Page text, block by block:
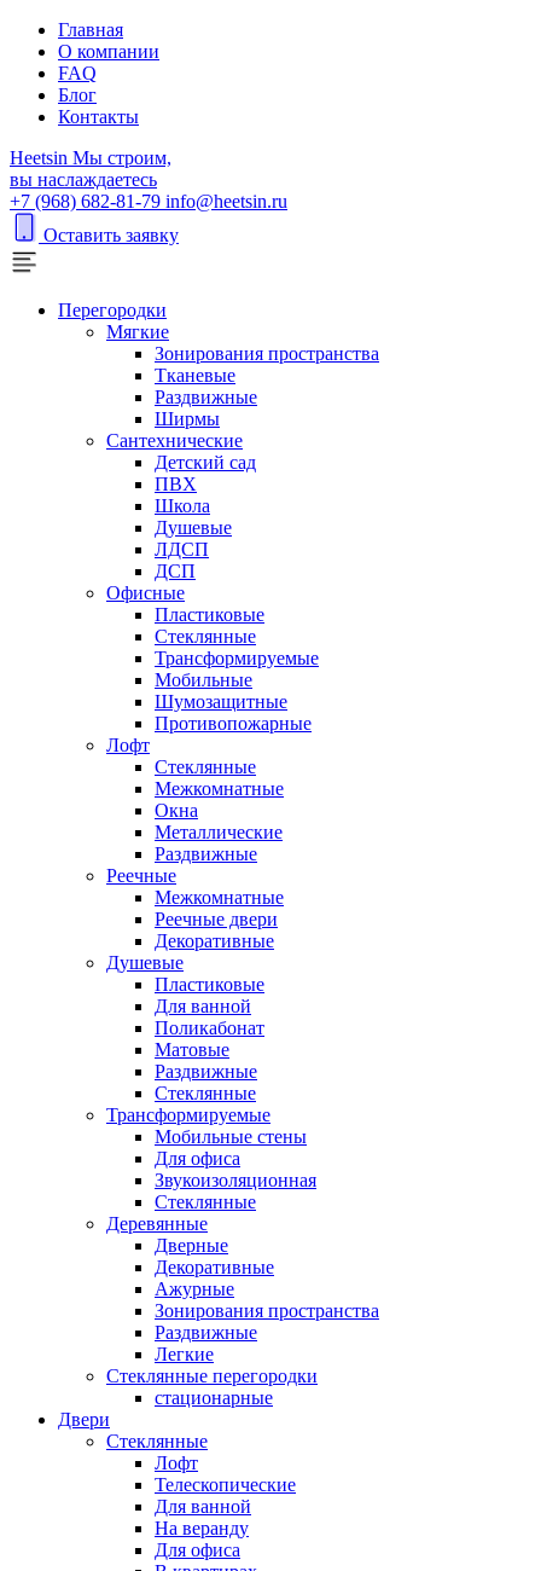
Главная
О компании
FAQ
Блог
Контакты
Heetsin Мы строим,
вы наслаждаетесь
+7 (968) 682-81-79 info@heetsin.ru
Оставить заявку
Перегородки
Мягкие
Зонирования пространства
Тканевые
Раздвижные
Ширмы
Сантехнические
Детский сад
ПВХ
Школа
Душевые
ЛДСП
ДСП
Офисные
Пластиковые
Стеклянные
Трансформируемые
Мобильные
Шумозащитные
Противопожарные
Лофт
Стеклянные
Межкомнатные
Окна
Металлические
Раздвижные
Реечные
Межкомнатные
Реечные двери
Декоративные
Душевые
Пластиковые
Для ванной
Поликабонат
Матовые
Раздвижные
Стеклянные
Трансформируемые
Мобильные стены
Для офиса
Звукоизоляционная
Стеклянные
Деревянные
Дверные
Декоративные
Ажурные
Зонирования пространства
Раздвижные
Легкие
Стеклянные перегородки
стационарные
Двери
Стеклянные
Лофт
Телескопические
Для ванной
На веранду
Для офиса